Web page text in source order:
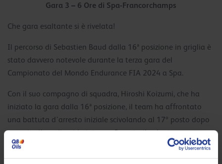
Gara 3 – 6 Ore di Spa-Francorchamps
Che gara esaltante si è rivelata!
Il percorso di Sebastien Baud dalla 16ª posizione in griglia è
stato davvero notevole durante la terza gara del
Campionato del Mondo Endurance FIA 2024 a Spa.
Con il suo compagno di squadra, Hiroshi Koizumi, che ha
iniziato la gara dalla 16ª posizione, il team ha affrontato
una battuta d’arresto iniziale scivolando al 17º posto dopo
un paio d’ore di guida intensa. Passato il volante a
Sebastien, la sua resilienza e abilità sono state pienamente
visibili mentre guadagnava posizioni, risalendo rapidamente